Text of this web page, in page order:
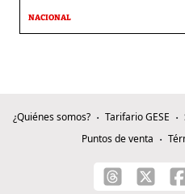
NACIONAL
¿Quiénes somos? Tarifario GESE
Puntos de venta